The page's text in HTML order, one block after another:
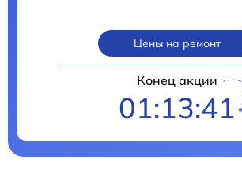
Цены на ремонт
Конец акции
01:13:40